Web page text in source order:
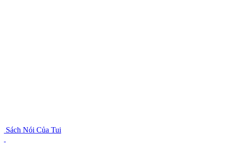
Sách Nói Của Tui